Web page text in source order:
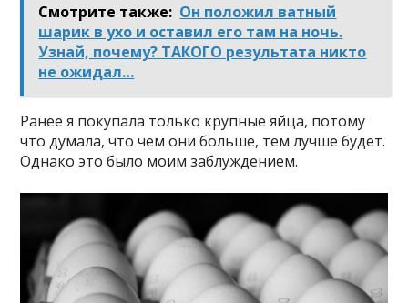
Смотрите также: Он положил ватный
шарик в ухо и оставил его там на ночь.
Узнай, почему? ТАКОГО результата никто
не ожидал…
Ранее я покупала только крупные яйца, потому
что думала, что чем они больше, тем лучше будет.
Однако это было моим заблуждением.